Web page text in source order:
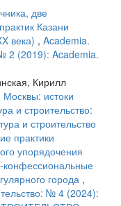
две
Казани
века) , Academia.
2 (2019): Academia.
Кирилл
Москвы: истоки
и строительство:
и строительство
практики
упорядочения
конфессиональные
города ,
№ 4 (2024):